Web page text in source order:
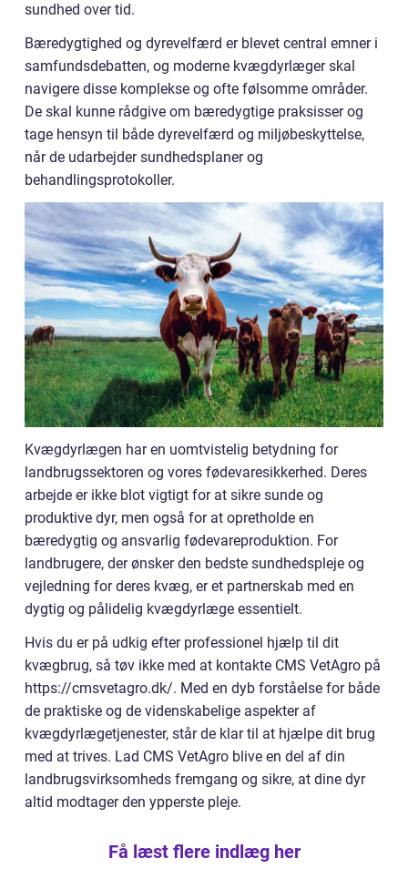
sundhed over tid.
Bæredygtighed og dyrevelfærd er blevet central emner i
samfundsdebatten, og moderne kvægdyrlæger skal
navigere disse komplekse og ofte følsomme områder.
De skal kunne rådgive om bæredygtige praksisser og
tage hensyn til både dyrevelfærd og miljøbeskyttelse,
når de udarbejder sundhedsplaner og
behandlingsprotokoller.
Kvægdyrlægen har en uomtvistelig betydning for
landbrugssektoren og vores fødevaresikkerhed. Deres
arbejde er ikke blot vigtigt for at sikre sunde og
produktive dyr, men også for at opretholde en
bæredygtig og ansvarlig fødevareproduktion. For
landbrugere, der ønsker den bedste sundhedspleje og
vejledning for deres kvæg, er et partnerskab med en
dygtig og pålidelig kvægdyrlæge essentielt.
Hvis du er på udkig efter professionel hjælp til dit
kvægbrug, så tøv ikke med at kontakte CMS VetAgro på
https://cmsvetagro.dk/. Med en dyb forståelse for både
de praktiske og de videnskabelige aspekter af
kvægdyrlægetjenester, står de klar til at hjælpe dit brug
med at trives. Lad CMS VetAgro blive en del af din
landbrugsvirksomheds fremgang og sikre, at dine dyr
altid modtager den ypperste pleje.
Få læst flere indlæg her